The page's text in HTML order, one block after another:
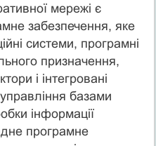
мережі є
забезпечення, яке
системи, програмні
призначення,
і інтегровані
базами
інформації
програмне